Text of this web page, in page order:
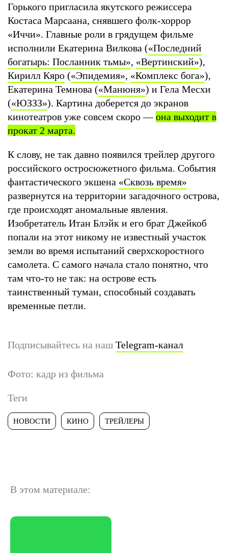
Горького пригласила якутского режиссера
Костаса Марсаана, снявшего фолк-хоррор
«Иччи». Главные роли в грядущем фильме
исполнили Екатерина Вилкова («Последний
богатырь: Посланник тьмы», «Вертинский»),
Кирилл Кяро («Эпидемия», «Комплекс бога»),
Екатерина Темнова («Манюня») и Гела Месхи
(«ЮЗЗЗ»). Картина доберется до экранов
кинотеатров уже совсем скоро —она выходит в
прокат 2 марта.
К слову, не так давно появился трейлер другого
российского остросюжетного фильма. События
фантастического экшена «Сквозь время»
развернутся на территории загадочного острова,
где происходят аномальные явления.
Изобретатель Итан Блэйк и его брат Джейкоб
попали на этот никому не известный участок
земли во время испытаний сверхскоростного
самолета. С самого начала стало понятно, что
там что-то не так: на острове есть
таинственный туман, способный создавать
временные петли.
Подписывайтесь на наш Telegram-канал
Фото: кадр из фильма
Теги
НОВОСТИ КИНО ТРЕЙЛЕРЫ
В этом материале: